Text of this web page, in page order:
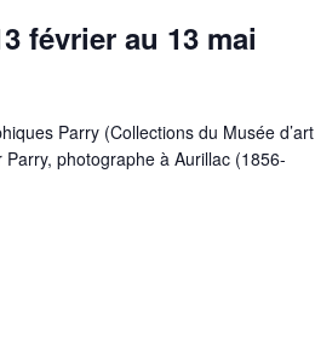
février au 13 mai
Parry (Collections du Musée d’art
Parry, photographe à Aurillac (1856-